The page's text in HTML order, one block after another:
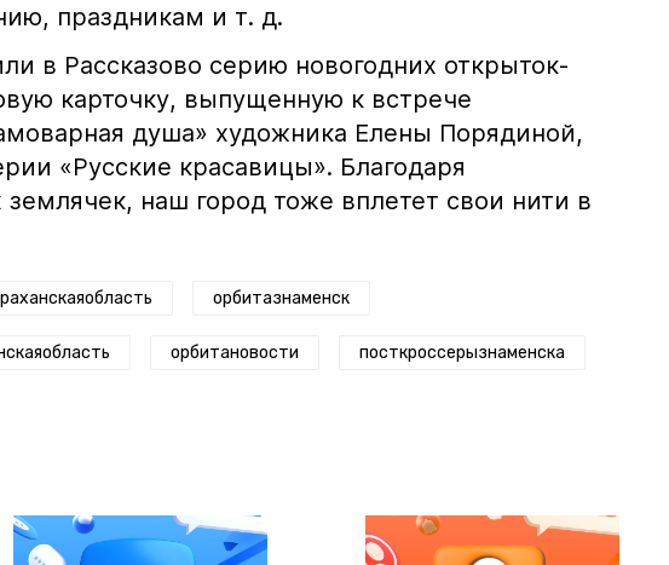
праздникам и т. д.
в Рассказово серию новогодних открыток-
карточку, выпущенную к встрече
душа» художника Елены Порядиной,
«Русские красавицы». Благодаря
наш город тоже вплетет свои нити в
орбитазнаменск
орбитановости посткроссерызнаменска